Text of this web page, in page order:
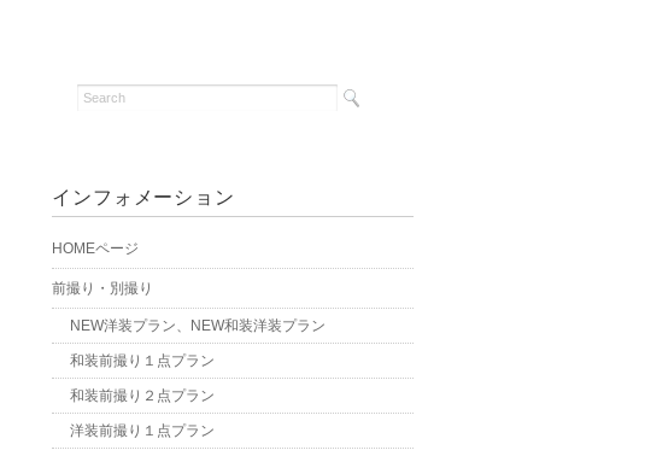
インフォメーション
HOMEページ
前撮り・別撮り
NEW洋装プラン、NEW和装洋装プラン
和装前撮り１点プラン
和装前撮り２点プラン
洋装前撮り１点プラン